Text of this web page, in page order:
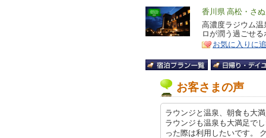
エ
リ
ア
香川県 高松・さ
特
徴
高濃度ラジウム
ロが潤う過ごせる
お気に入りに
お客さまの声
ラウンジと温泉、朝食も大
ラウンジも温泉も大満足で
った際は利用したいです。